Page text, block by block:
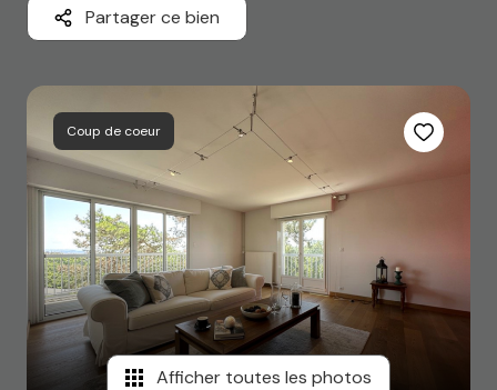
CONTACT
Partager ce bien
Coup de coeur
Afficher toutes les photos